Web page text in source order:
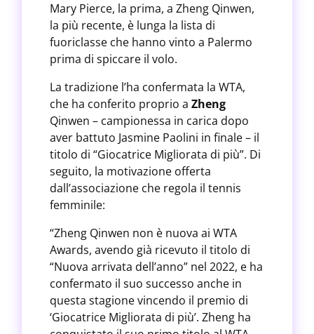
Mary Pierce, la prima, a Zheng Qinwen,
la più recente, è lunga la lista di
fuoriclasse che hanno vinto a Palermo
prima di spiccare il volo.
La tradizione l’ha confermata la WTA,
che ha conferito proprio a Zheng
Qinwen – campionessa in carica dopo
aver battuto Jasmine Paolini in finale – il
titolo di “Giocatrice Migliorata di più”. Di
seguito, la motivazione offerta
dall’associazione che regola il tennis
femminile:
“Zheng Qinwen non è nuova ai WTA
Awards, avendo già ricevuto il titolo di
“Nuova arrivata dell’anno” nel 2022, e ha
confermato il suo successo anche in
questa stagione vincendo il premio di
‘Giocatrice Migliorata di più’. Zheng ha